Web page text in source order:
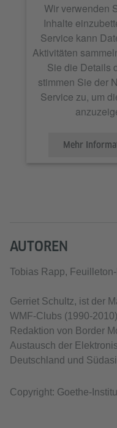
Wir verwenden
Inhalte
Service kann
Aktivitäten
Sie die Details
stimmen Sie der
Service zu, um
Mehr
AUTOREN
Tobias Rapp,
Gerriet Schultz, ist der
WMF-Clubs (1990-
Redaktion von Border
Austausch der
Deutschland und
Copyright: Goethe-